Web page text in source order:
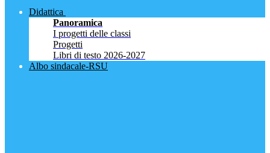
Didattica
Panoramica
I progetti delle classi
Progetti
Libri di testo 2026-2027
Albo sindacale-RSU